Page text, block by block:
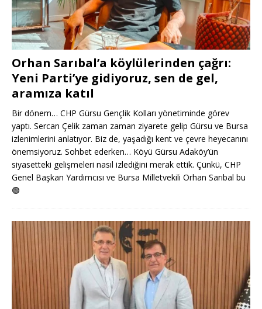
Orhan Sarıbal’a köylülerinden çağrı:
Yeni Parti’ye gidiyoruz, sen de gel,
aramıza katıl
Bir dönem… CHP Gürsu Gençlik Kolları yönetiminde görev
yaptı. Sercan Çelik zaman zaman ziyarete gelip Gürsu ve Bursa
izlenimlerini anlatıyor. Biz de, yaşadığı kent ve çevre heyecanını
önemsiyoruz. Sohbet ederken… Köyü Gürsu Adaköy’ün
siyasetteki gelişmeleri nasıl izlediğini merak ettik. Çünkü, CHP
Genel Başkan Yardımcısı ve Bursa Milletvekili Orhan Sarıbal bu
🟢